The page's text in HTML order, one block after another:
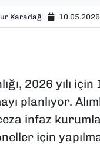
Karadağ
2026 yılı için
planlıyor.
infaz
için